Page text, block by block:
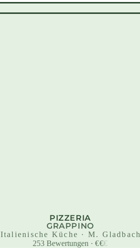
PIZZERIA
GRAPPINO
Italienische Küche · M. Gladbach
253 Bewertungen ·€€€